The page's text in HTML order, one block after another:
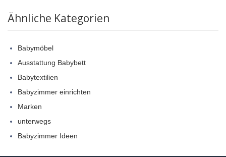
Ähnliche Kategorien
Babymöbel
Ausstattung Babybett
Babytextilien
Babyzimmer einrichten
Marken
unterwegs
Babyzimmer Ideen